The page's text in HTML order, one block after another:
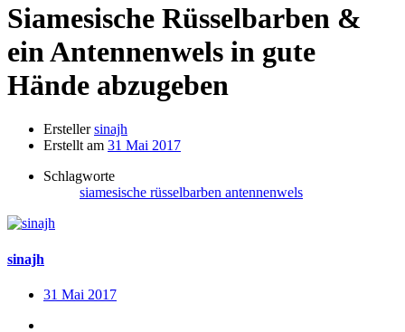
Siamesische Rüsselbarben &
ein Antennenwels in gute
Hände abzugeben
Ersteller sinajh
Erstellt am 31 Mai 2017
Schlagworte
siamesische rüsselbarben antennenwels
sinajh
31 Mai 2017